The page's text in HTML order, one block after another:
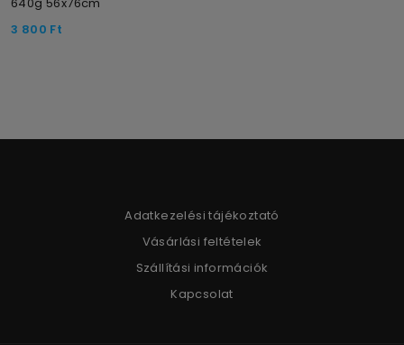
3 800 Ft
Adatkezelési tájékoztató
Vásárlási feltételek
Szállítási információk
Kapcsolat